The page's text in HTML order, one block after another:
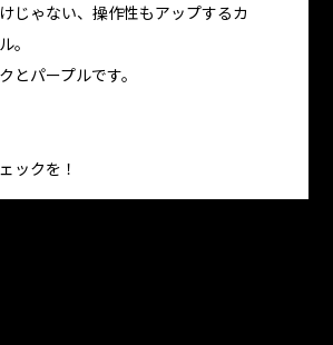
じゃない、操作性もアップするカ
。
とパープルです。
ックを！